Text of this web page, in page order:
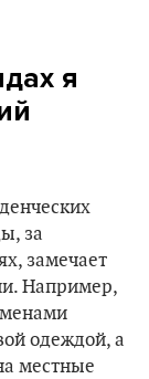
я
за
замечает
Например,
одеждой, а
местные